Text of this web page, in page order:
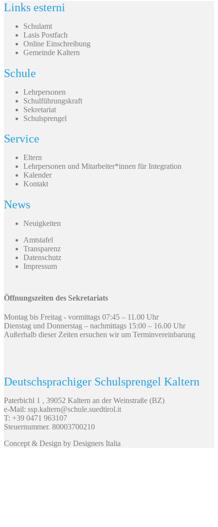
Links esterni
Schulamt
Lasis Postfach
Online Einschreibung
Gemeinde Kaltern
Schule
Lehrpersonen
Schulführungskraft
Sekretariat
Schulsprengel
Service
Eltern
Lehrpersonen und Mitarbeiter*innen für Integration
Kalender
Kontakt
News
Neuigkeiten
Amtstafel
Transparenz
Datenschutz
Impressum
Öffnungszeiten des Sekretariats
Montag bis Freitag - vormittags 07:45 – 11.00 Uhr
Dienstag und Donnerstag – nachmittags 15:00 – 16.00 Uhr
Außerhalb dieser Zeiten ersuchen wir um Terminvereinbarung
Deutschsprachiger Schulsprengel Kaltern
Paterbichl 1 , 39052 Kaltern an der Weinstraße (BZ)
e-Mail: ssp.kaltern@schule.suedtirol.it
T: +39 0471 963107
Steuernummer. 80003700210
Concept & Design by Designers Italia